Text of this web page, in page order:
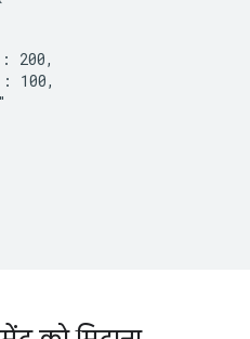
200,
100,